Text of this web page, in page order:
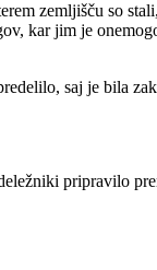
zemljišču so
kar jim je
saj je bila
pripravilo